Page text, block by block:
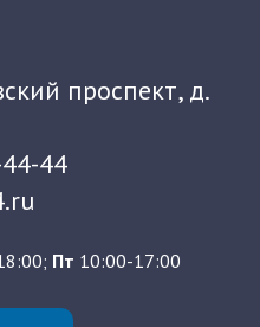
проспект, д.
44
Пт 10:00-17:00